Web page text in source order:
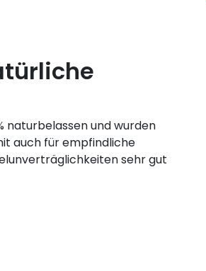
naturbelassen und wurden
auch für empfindliche
sehr gut